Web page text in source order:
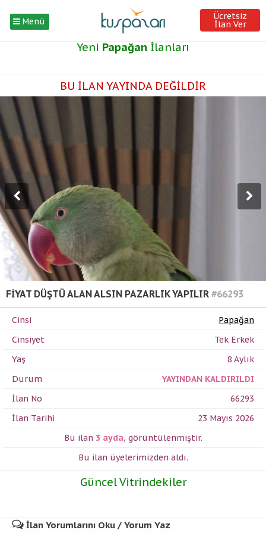
Menü Ücretsiz
İlan Ver
Yeni Papağan İlanları
BU İLAN YAYINDA DEĞİLDİR
FİYAT DÜŞTÜ ALAN ALSIN PAZARLIK YAPILIR #66293
Cinsi
Papağan
Cinsiyet
Tek Erkek
Yaş
8 Aylık
Durum
YAYINDAN KALDIRILDI
İlan No
66293
İlan Tarihi
23 Mayıs 2026
Bu ilan 3 ayda, görüntülenmiştir.
Bu ilan üyelerimizden aldı.
Güncel Vitrindekiler
İlan Yorumlarını Oku / Yorum Yaz